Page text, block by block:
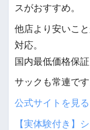
スがおすすめ。
他店より安いこ
対応。
国内最低価格保
サックも常連です
公式サイトを見る
【実体験付き】